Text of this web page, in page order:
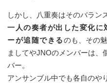
しかし、八重奏はそのバラン
一人の奏者が出した変化
ーが追随できるのも、その
ましてやJNOのメンバーは、
バー。
アンサンブル中でも各自のや